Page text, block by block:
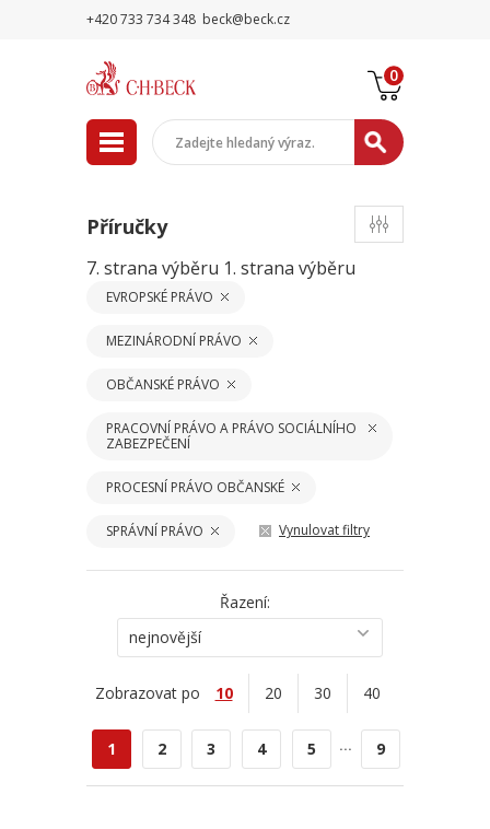
+420 733 734 348 beck@beck.cz
0
Příručky
7. strana výběru 1. strana výběru
EVROPSKÉ PRÁVO
MEZINÁRODNÍ PRÁVO
OBČANSKÉ PRÁVO
PRACOVNÍ PRÁVO A PRÁVO SOCIÁLNÍHO
ZABEZPEČENÍ
PROCESNÍ PRÁVO OBČANSKÉ
SPRÁVNÍ PRÁVO Vynulovat filtry
Řazení:
nejnovější
Zobrazovat po 10 20 30 40
1 2 3 4 5 ... 9